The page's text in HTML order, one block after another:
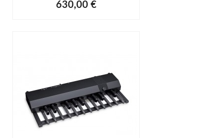
630,00 €